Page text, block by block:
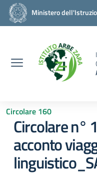
Vai ai contenuti
Vai al menu di navigazione
Vai al footer
Ministero
Circolare 160
Circolare n°
acconto